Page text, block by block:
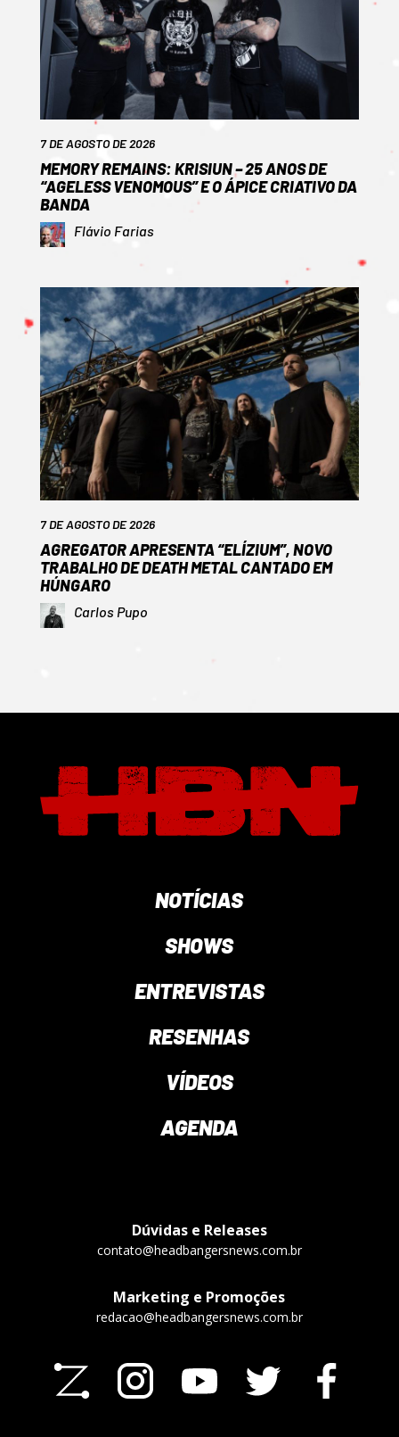
7 DE AGOSTO DE 2026
MEMORY REMAINS: KRISIUN – 25 ANOS DE
“AGELESS VENOMOUS” E O ÁPICE CRIATIVO DA
BANDA
Flávio Farias
7 DE AGOSTO DE 2026
AGREGATOR APRESENTA “ELÍZIUM”, NOVO
TRABALHO DE DEATH METAL CANTADO EM
HÚNGARO
Carlos Pupo
NOTÍCIAS
SHOWS
ENTREVISTAS
RESENHAS
VÍDEOS
AGENDA
Dúvidas e Releases
contato@headbangersnews.com.br
Marketing e Promoções
redacao@headbangersnews.com.br